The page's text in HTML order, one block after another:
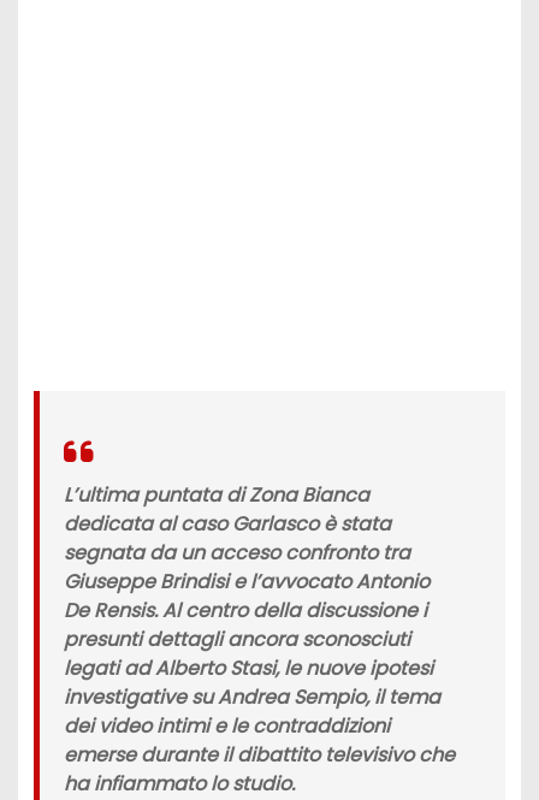
L’ultima puntata di Zona Bianca
dedicata al caso Garlasco è stata
segnata da un acceso confronto tra
Giuseppe Brindisi e l’avvocato Antonio
De Rensis. Al centro della discussione i
presunti dettagli ancora sconosciuti
legati ad Alberto Stasi, le nuove ipotesi
investigative su Andrea Sempio, il tema
dei video intimi e le contraddizioni
emerse durante il dibattito televisivo che
ha infiammato lo studio.